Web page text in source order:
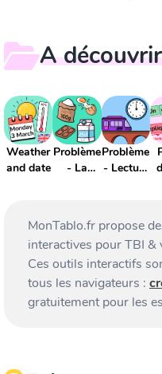
A
Weather
and date
Problème
- La
Problème
- Lecture
MonTablo.fr propose
interactives pour TBI &
Ces outils interactifs
tous les navigateurs :
gratuitement pour les